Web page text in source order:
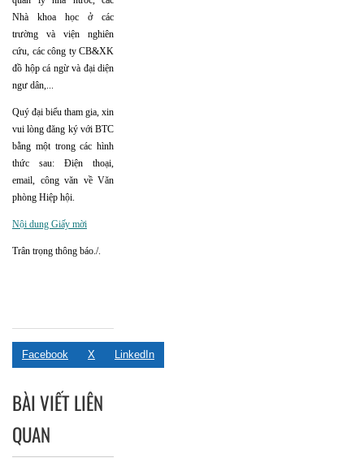
Nhà khoa học ở các
trường và viện nghiên
cứu, các công ty CB&XK
đồ hộp cá ngừ và đại diện
ngư dân,...
Quý đại biểu tham gia, xin
vui lòng đăng ký với BTC
bằng một trong các hình
thức sau: Điện thoại,
email, công văn về Văn
phòng Hiệp hội.
Nội dung Giấy mời
Trân trọng thông báo./.
Facebook X LinkedIn
BÀI VIẾT LIÊN
QUAN